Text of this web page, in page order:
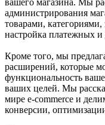
администрирования
товарами,
настройка платежных
Кроме того, мы
расширений, которые
функциональность
ваших целей. Мы
мире e-commerce и
конверсии,